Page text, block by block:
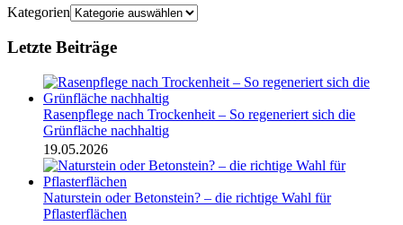
Kategorien
Letzte Beiträge
Rasenpflege nach Trockenheit – So regeneriert sich die
Grünfläche nachhaltig
19.05.2026
Naturstein oder Betonstein? – die richtige Wahl für
Pflasterflächen